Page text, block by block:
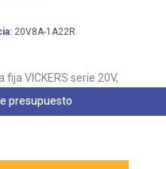
20V8A-1A22R
VICKERS serie 20V,
presupuesto